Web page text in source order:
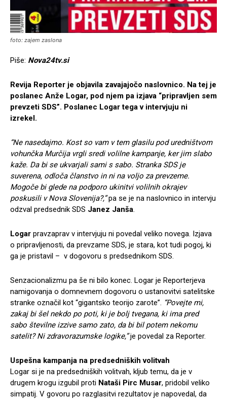
foto: zajem zaslona
Piše: Nova24tv.si
Revija Reporter je objavila zavajajočo naslovnico. Na tej je
poslanec Anže Logar, pod njem pa izjava “pripravljen sem
prevzeti SDS”. Poslanec Logar tega v intervjuju ni
izrekel.
“Ne nasedajmo. Kost so vam v tem glasilu pod uredništvom
vohunčka Murčija vrgli sredi volilne kampanje, ker jim slabo
kaže. Da bi se ukvarjali sami s sabo. Stranka SDS je
suverena, odloča članstvo in ni na voljo za prevzeme.
Mogoče bi glede na podporo ukinitvi volilnih okrajev
poskusili v Nova Slovenija?,”pa se je na naslovnico in intervju
odzval predsednik SDS Janez Janša.
Logar pravzaprav v intervjuju ni povedal veliko novega. Izjava
o pripravljenosti, da prevzame SDS, je stara, kot tudi pogoj, ki
ga je pristavil – v dogovoru s predsednikom SDS.
Senzacionalizmu pa še ni bilo konec. Logar je Reporterjeva
namigovanja o domnevnem dogovoru o ustanovitvi satelitske
stranke označil kot “gigantsko teorijo zarote”. “Povejte mi,
zakaj bi šel nekdo po poti, ki je bolj tvegana, ki ima pred
sabo številne izzive samo zato, da bi bil potem nekomu
satelit? Ni zdravorazumske logike,”je povedal za Reporter.
Uspešna kampanja na predsedniških volitvah
Logar si je na predsedniških volitvah, kljub temu, da je v
drugem krogu izgubil proti Nataši Pirc Musar, pridobil veliko
simpatij. V govoru po razglasitvi rezultatov je napovedal, da